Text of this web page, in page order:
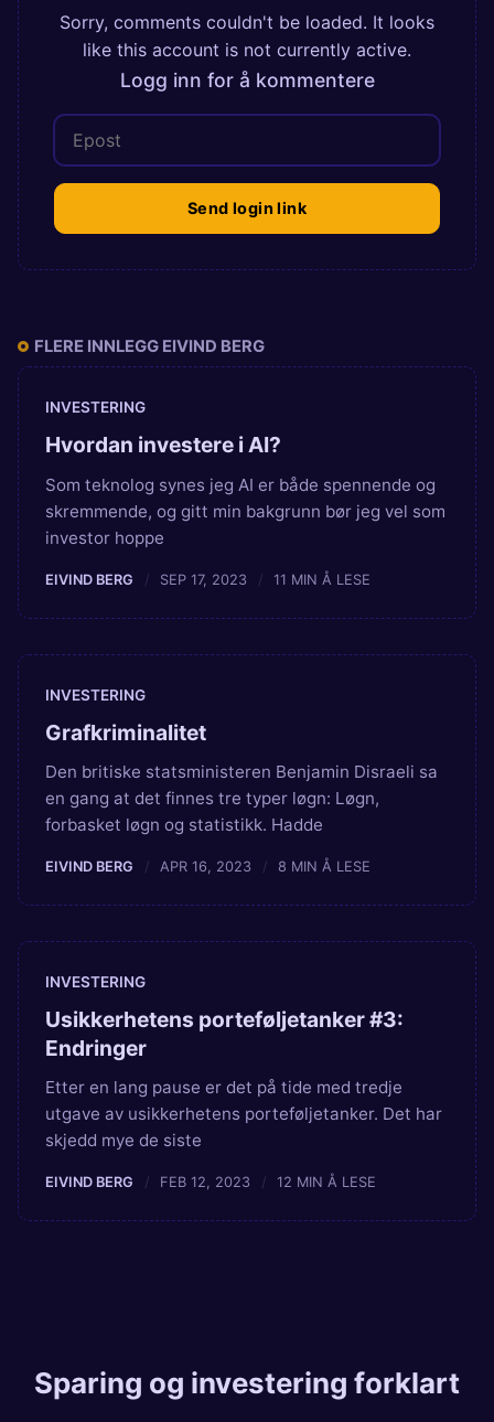
Sorry, comments couldn't be loaded. It looks
like this account is not currently active.
Logg inn for å kommentere
Send login link
FLERE INNLEGG EIVIND BERG
INVESTERING
Hvordan investere i AI?
Som teknolog synes jeg AI er både spennende og
skremmende, og gitt min bakgrunn bør jeg vel som
investor hoppe
EIVIND BERG SEP 17, 2023 11 MIN Å LESE
INVESTERING
Grafkriminalitet
Den britiske statsministeren Benjamin Disraeli sa
en gang at det finnes tre typer løgn: Løgn,
forbasket løgn og statistikk. Hadde
EIVIND BERG APR 16, 2023 8 MIN Å LESE
INVESTERING
Usikkerhetens porteføljetanker #3:
Endringer
Etter en lang pause er det på tide med tredje
utgave av usikkerhetens porteføljetanker. Det har
skjedd mye de siste
EIVIND BERG FEB 12, 2023 12 MIN Å LESE
Sparing og investering forklart